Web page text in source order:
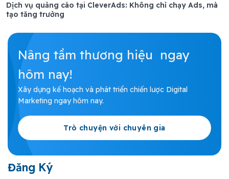
Dịch vụ quảng cáo tại CleverAds: Không chỉ chạy Ads, mà
tạo tăng trưởng
Nâng tầm thương hiệu ngay
hôm nay!
Xây dựng kế hoạch và phát triển chiến lược Digital
Marketing ngay hôm nay.
Trò chuyện với chuyên gia
Đăng Ký